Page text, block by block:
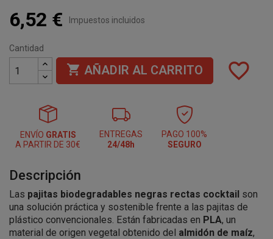
6,52 € Impuestos incluidos
Cantidad
 AÑADIR AL CARRITO favorite_border
ENVÍO GRATIS
A PARTIR DE 30€
ENTREGAS
24/48h
PAGO 100%
SEGURO
Descripción
Las pajitas biodegradables negras rectas cocktail son
una solución práctica y sostenible frente a las pajitas de
plástico convencionales. Están fabricadas en PLA, un
material de origen vegetal obtenido del almidón de maíz,